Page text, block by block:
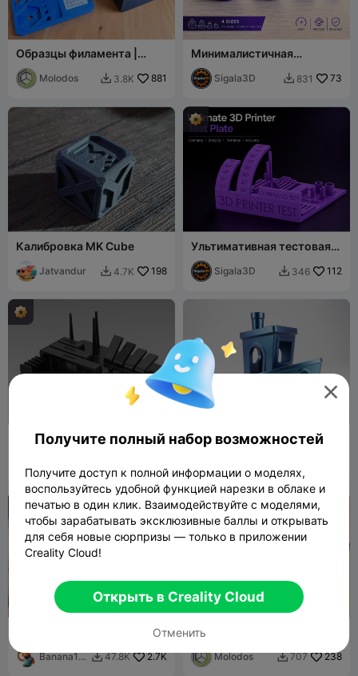
Образцы филамента |
Цветовые палитры
филамента
Molodos  3.8K 881
Минималистичная
коллекция Benchy
Sigala3D  831 73
Калибровка MK Cube
Jatvandur  4.7K 198
Ультимативная тестовая
пластина для 3D-принтера
🔥
Sigala3D  346 112
AWT Works Benchmark
v1.0 - Комплексный тест
Оригинальный Benchy

Banana1m 47.8K 2.7K
Умные образцы
цветовMolodos 707 238

Получите полный набор возможностей
Получите доступ к полной информации о моделях,
воспользуйтесь удобной функцией нарезки в облаке и
печатью в один клик. Взаимодействуйте с моделями,
чтобы зарабатывать эксклюзивные баллы и открывать
для себя новые сюрпризы — только в приложении
Creality Cloud!
Открыть в Creality Cloud
Отменить